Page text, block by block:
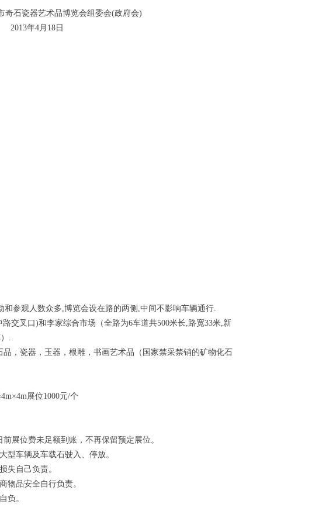
览会组委会(政府会)
日
参观人数众多,博览会设在路的两侧,中间不影响车辆通行.
叉口)和李家综合市场（全路为6车道共500米长,路宽33米,新
.
瓷器，玉器，根雕，书画艺术品（国家禁采禁销的矿物化石
展位1000元/个
展位费未足额到账，不再保留预定展位。
车辆及车载石驶入、停放。
自己负责。
品安全自行负责。
负。